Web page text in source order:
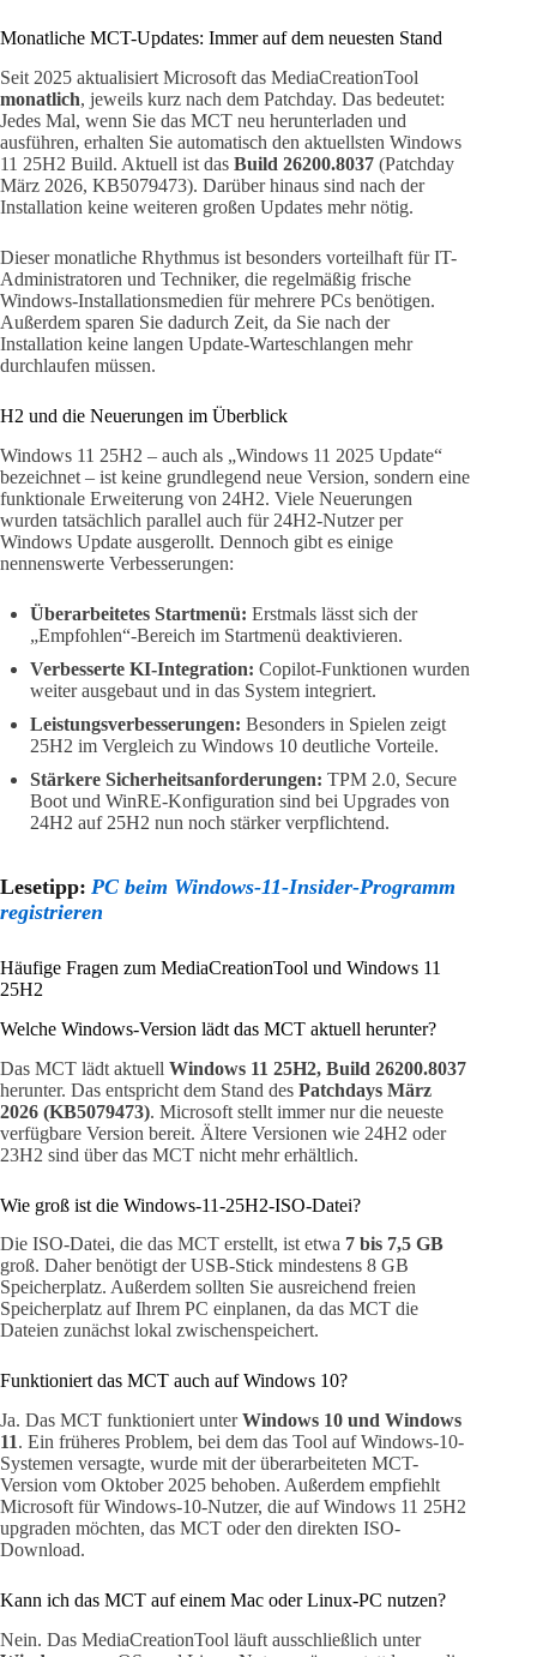
Monatliche MCT-Updates: Immer auf dem neuesten Stand
Seit 2025 aktualisiert Microsoft das MediaCreationTool
monatlich, jeweils kurz nach dem Patchday. Das bedeutet:
Jedes Mal, wenn Sie das MCT neu herunterladen und
ausführen, erhalten Sie automatisch den aktuellsten Windows
11 25H2 Build. Aktuell ist das Build 26200.8037 (Patchday
März 2026, KB5079473). Darüber hinaus sind nach der
Installation keine weiteren großen Updates mehr nötig.
Dieser monatliche Rhythmus ist besonders vorteilhaft für IT-
Administratoren und Techniker, die regelmäßig frische
Windows-Installationsmedien für mehrere PCs benötigen.
Außerdem sparen Sie dadurch Zeit, da Sie nach der
Installation keine langen Update-Warteschlangen mehr
durchlaufen müssen.
H2 und die Neuerungen im Überblick
Windows 11 25H2 – auch als „Windows 11 2025 Update“
bezeichnet – ist keine grundlegend neue Version, sondern eine
funktionale Erweiterung von 24H2. Viele Neuerungen
wurden tatsächlich parallel auch für 24H2-Nutzer per
Windows Update ausgerollt. Dennoch gibt es einige
nennenswerte Verbesserungen:
Überarbeitetes Startmenü: Erstmals lässt sich der
„Empfohlen“-Bereich im Startmenü deaktivieren.
Verbesserte KI-Integration: Copilot-Funktionen wurden
weiter ausgebaut und in das System integriert.
Leistungsverbesserungen: Besonders in Spielen zeigt
25H2 im Vergleich zu Windows 10 deutliche Vorteile.
Stärkere Sicherheitsanforderungen: TPM 2.0, Secure
Boot und WinRE-Konfiguration sind bei Upgrades von
24H2 auf 25H2 nun noch stärker verpflichtend.
Lesetipp: PC beim Windows-11-Insider-Programm
registrieren
Häufige Fragen zum MediaCreationTool und Windows 11
25H2
Welche Windows-Version lädt das MCT aktuell herunter?
Das MCT lädt aktuell Windows 11 25H2, Build 26200.8037
herunter. Das entspricht dem Stand des Patchdays März
2026 (KB5079473). Microsoft stellt immer nur die neueste
verfügbare Version bereit. Ältere Versionen wie 24H2 oder
23H2 sind über das MCT nicht mehr erhältlich.
Wie groß ist die Windows-11-25H2-ISO-Datei?
Die ISO-Datei, die das MCT erstellt, ist etwa 7 bis 7,5 GB
groß. Daher benötigt der USB-Stick mindestens 8 GB
Speicherplatz. Außerdem sollten Sie ausreichend freien
Speicherplatz auf Ihrem PC einplanen, da das MCT die
Dateien zunächst lokal zwischenspeichert.
Funktioniert das MCT auch auf Windows 10?
Ja. Das MCT funktioniert unterWindows 10 und Windows
11. Ein früheres Problem, bei dem das Tool auf Windows-10-
Systemen versagte, wurde mit der überarbeiteten MCT-
Version vom Oktober 2025 behoben. Außerdem empfiehlt
Microsoft für Windows-10-Nutzer, die auf Windows 11 25H2
upgraden möchten, das MCT oder den direkten ISO-
Download.
Kann ich das MCT auf einem Mac oder Linux-PC nutzen?
Nein. Das MediaCreationTool läuft ausschließlich unter